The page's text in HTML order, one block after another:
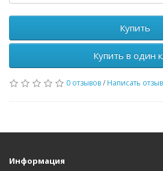
Купить
Купить в один
0 отзывов/ Написать отзыв
Информация